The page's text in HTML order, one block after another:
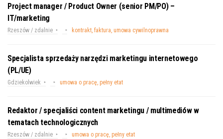
Project manager / Product Owner (senior PM/PO) –
IT/marketing
Rzeszów / zdalnie kontrakt, faktura, umowa cywilnoprawna
Specjalista sprzedaży narzędzi marketingu internetowego
(PL/UE)
Gdziekolwiek umowa o pracę, pełny etat
Redaktor / specjaliści content marketingu / multimediów w
tematach technologicznych
Rzeszów / zdalnie umowa o pracę, pełny etat